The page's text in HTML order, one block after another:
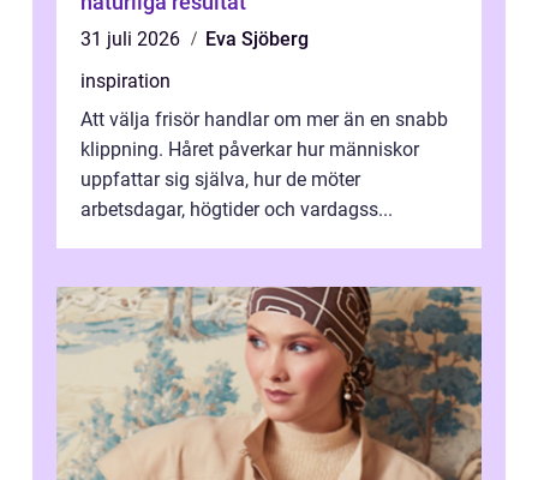
31 juli 2026
Eva Sjöberg
inspiration
Att välja frisör handlar om mer än en snabb
klippning. Håret påverkar hur människor
uppfattar sig själva, hur de möter
arbetsdagar, högtider och vardagss...